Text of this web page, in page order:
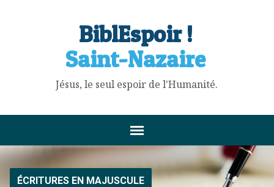
BiblEspoir !
Saint-Nazaire
Jésus, le seul espoir de l'Humanité.
ÉCRITURES EN MAJUSCULE